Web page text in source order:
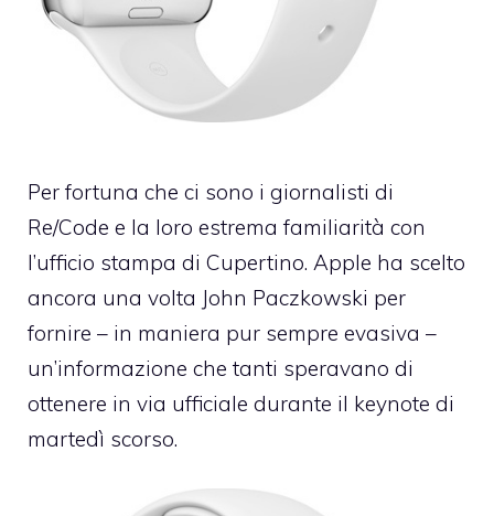
Per fortuna che ci sono i giornalisti di
Re/Code e la loro estrema familiarità con
l’ufficio stampa di Cupertino. Apple ha scelto
ancora una volta John Paczkowski per
fornire – in maniera pur sempre evasiva –
un’informazione che tanti speravano di
ottenere in via ufficiale durante il keynote di
martedì scorso.